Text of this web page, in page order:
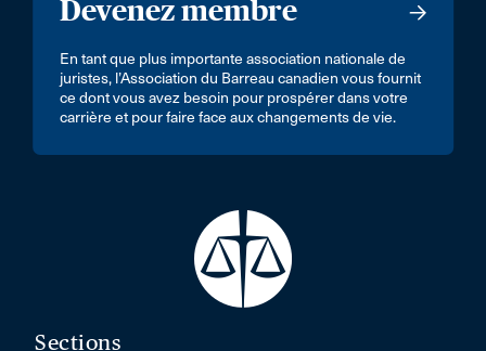
Devenez membre
En tant que plus importante association nationale de
juristes, l’Association du Barreau canadien vous fournit
ce dont vous avez besoin pour prospérer dans votre
carrière et pour faire face aux changements de vie.
Sections